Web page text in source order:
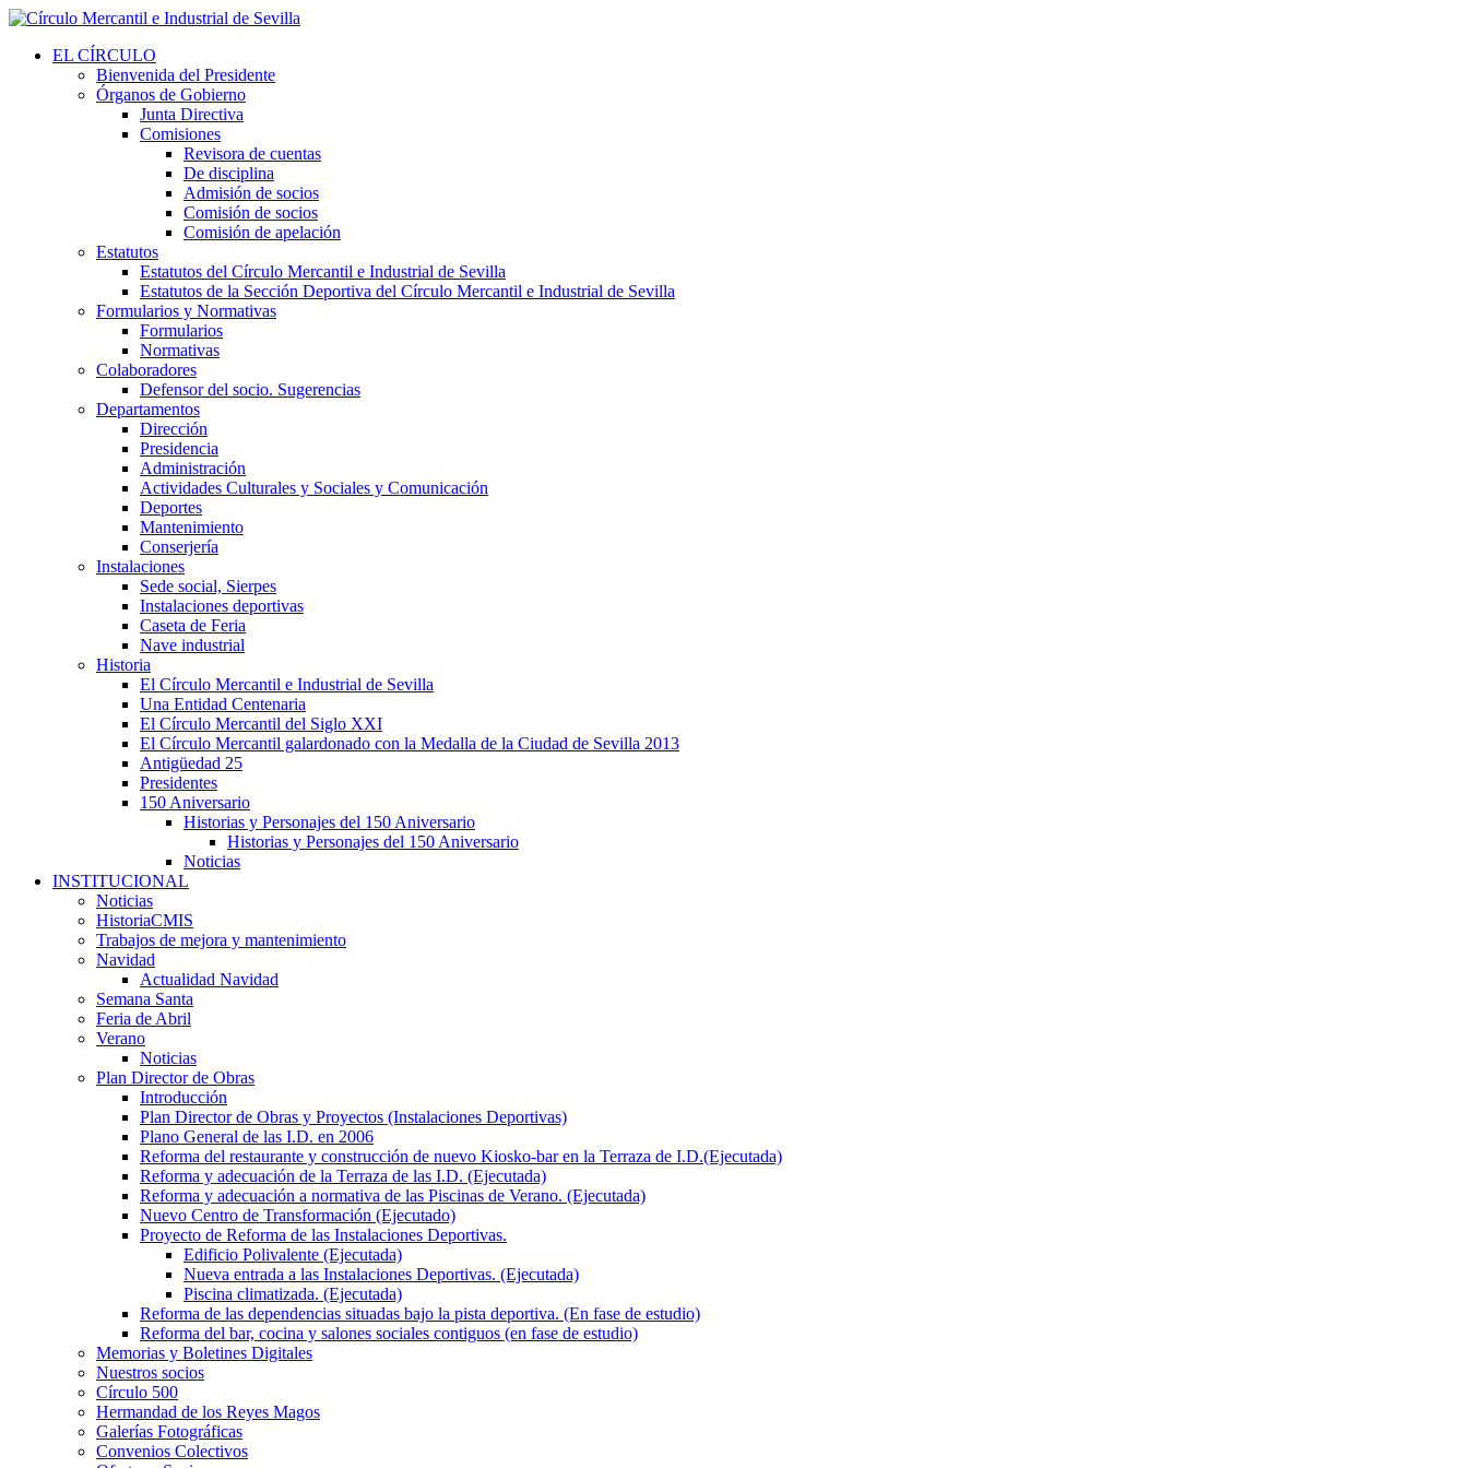
EL CÍRCULO
Bienvenida del Presidente
Órganos de Gobierno
Junta Directiva
Comisiones
Revisora de cuentas
De disciplina
Admisión de socios
Comisión de socios
Comisión de apelación
Estatutos
Estatutos del Círculo Mercantil e Industrial de Sevilla
Estatutos de la Sección Deportiva del Círculo Mercantil e Industrial de Sevilla
Formularios y Normativas
Formularios
Normativas
Colaboradores
Defensor del socio. Sugerencias
Departamentos
Dirección
Presidencia
Administración
Actividades Culturales y Sociales y Comunicación
Deportes
Mantenimiento
Conserjería
Instalaciones
Sede social, Sierpes
Instalaciones deportivas
Caseta de Feria
Nave industrial
Historia
El Círculo Mercantil e Industrial de Sevilla
Una Entidad Centenaria
El Círculo Mercantil del Siglo XXI
El Círculo Mercantil galardonado con la Medalla de la Ciudad de Sevilla 2013
Antigüedad 25
Presidentes
150 Aniversario
Historias y Personajes del 150 Aniversario
Historias y Personajes del 150 Aniversario
Noticias
INSTITUCIONAL
Noticias
HistoriaCMIS
Trabajos de mejora y mantenimiento
Navidad
Actualidad Navidad
Semana Santa
Feria de Abril
Verano
Noticias
Plan Director de Obras
Introducción
Plan Director de Obras y Proyectos (Instalaciones Deportivas)
Plano General de las I.D. en 2006
Reforma del restaurante y construcción de nuevo Kiosko-bar en la Terraza de I.D.(Ejecutada)
Reforma y adecuación de la Terraza de las I.D. (Ejecutada)
Reforma y adecuación a normativa de las Piscinas de Verano. (Ejecutada)
Nuevo Centro de Transformación (Ejecutado)
Proyecto de Reforma de las Instalaciones Deportivas.
Edificio Polivalente (Ejecutada)
Nueva entrada a las Instalaciones Deportivas. (Ejecutada)
Piscina climatizada. (Ejecutada)
Reforma de las dependencias situadas bajo la pista deportiva. (En fase de estudio)
Reforma del bar, cocina y salones sociales contiguos (en fase de estudio)
Memorias y Boletines Digitales
Nuestros socios
Círculo 500
Hermandad de los Reyes Magos
Galerías Fotográficas
Convenios Colectivos